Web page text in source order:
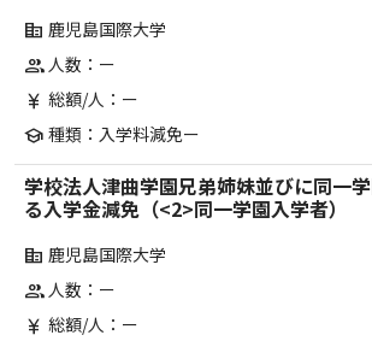
corporate_fare 鹿児島国際大学
group人数：ー
currency_yen 総額/人：ー
school 種類：入学料減免ー
学校法人津曲学園兄弟姉妹並びに同一
る入学金減免（<2>同一学園入学者）
corporate_fare 鹿児島国際大学
group人数：ー
currency_yen 総額/人：ー